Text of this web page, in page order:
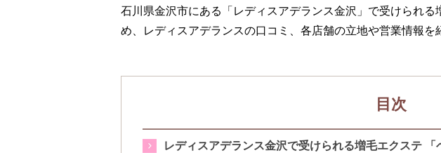
石川県金沢市にある「レディスアデランス金沢」で受けられ
め、レディスアデランスの口コミ、各店舗の立地や営業情報を
目次
レディスアデランス金沢で受けられる増毛エクステ 「